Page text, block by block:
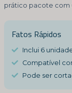
prático pacote com
Fatos Rápidos
Inclui 6
Compatível
Pode ser